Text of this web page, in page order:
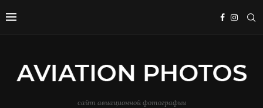
сайт авиационной фотографии